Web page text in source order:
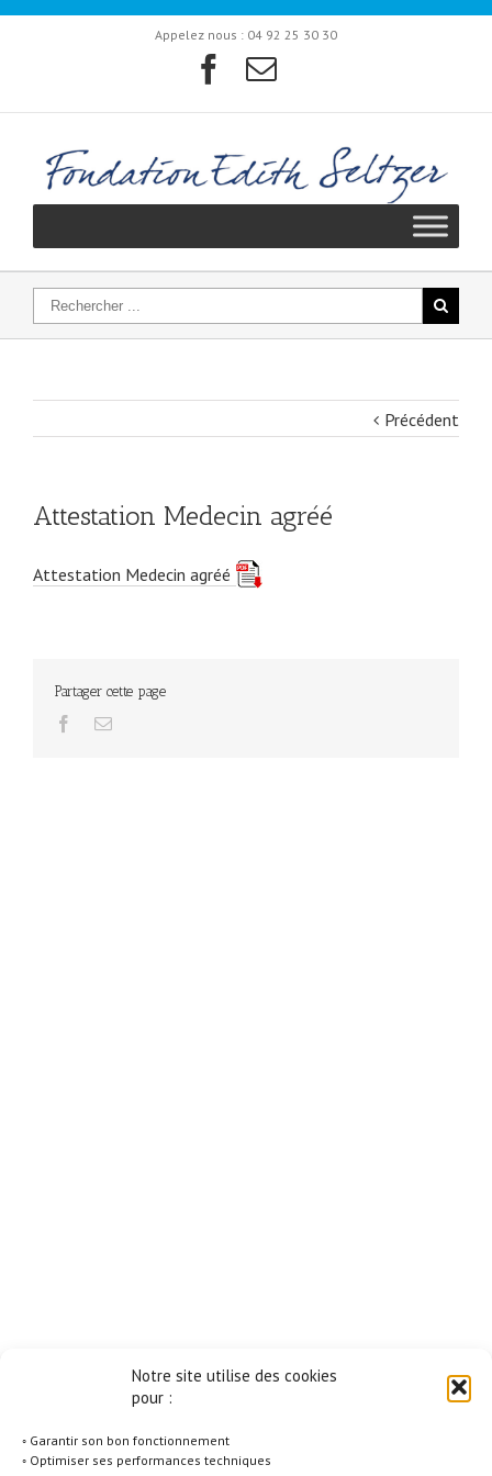
Notre site utilise des cookies
pour :
◦ Garantir son bon fonctionnement
◦ Optimiser ses performances techniques
Appelez nous : 04 92 25 30 30
Précédent
Attestation Medecin agréé
Attestation Medecin agréé
Partager cette page